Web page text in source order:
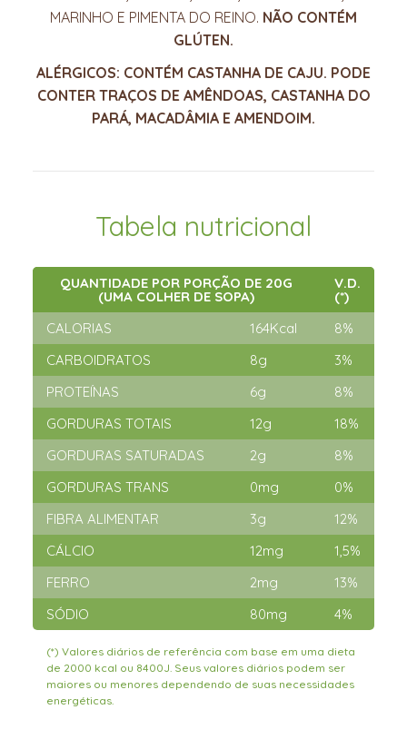
MARINHO E PIMENTA DO REINO. NÃO CONTÉM
GLÚTEN.
ALÉRGICOS: CONTÉM CASTANHA DE CAJU. PODE
CONTER TRAÇOS DE AMÊNDOAS, CASTANHA DO
PARÁ, MACADÂMIA E AMENDOIM.
Tabela nutricional
QUANTIDADE POR PORÇÃO DE 20G
(UMA COLHER DE SOPA)
V.D.
(*)
CALORIAS
164Kcal
8%
CARBOIDRATOS
8g
3%
PROTEÍNAS
6g
8%
GORDURAS TOTAIS
12g
18%
GORDURAS SATURADAS
2g
8%
GORDURAS TRANS
0mg
0%
FIBRA ALIMENTAR
3g
12%
CÁLCIO
12mg
1,5%
FERRO
2mg
13%
SÓDIO
80mg 4%
(*) Valores diários de referência com base em uma dieta
de 2000 kcal ou 8400J. Seus valores diários podem ser
maiores ou menores dependendo de suas necessidades
energéticas.